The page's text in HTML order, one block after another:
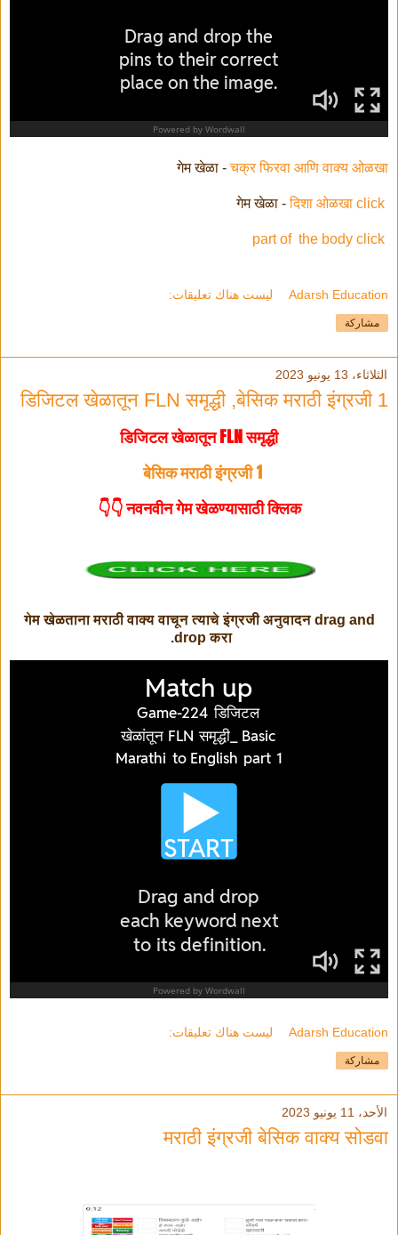
गेम खेळा -चक्र फिरवा आणि वाक्य ओळखा
दिशा ओळखा click
part of the body click
Adarsh Education ليست هناك تعليقات:
مشاركة
الثلاثاء، 13 يونيو 2023
डिजिटल खेळातून FLN समृद्धी ,बेसिक मराठी इंग्रजी 1
डिजिटल खेळातून FLN समृद्धी
बेसिक मराठी इंग्रजी 1
नवनवीन गेम खेळण्यासाठी क्लिक 👇👇
गेम खेळताना मराठी वाक्य वाचून त्याचे इंग्रजी अनुवादन drag and
drop करा.
Adarsh Education ليست هناك تعليقات:
مشاركة
الأحد، 11 يونيو 2023
मराठी इंग्रजी बेसिक वाक्य सोडवा